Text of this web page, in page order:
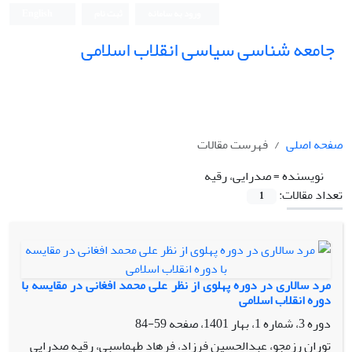
جامعه شناسی سیاسی انقلاب اسلامی
صفحه اصلی
فهرست مقالات
نویسنده =صدرایی، رقیه
تعداد مقالات:
1
مرد سالاری در دوره پهلوی از نظر علی محمد افغانی در مقایسه با
دوره انقلاب اسلامی
دوره 3، شماره 1، بهار 1401، صفحه
59-84
توران رزمجو، عبدالحسین فرزاد، فرهاد طهماسبی، رقیه صدرایی